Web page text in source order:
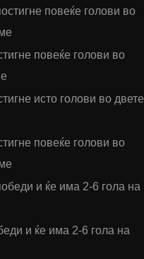
повеќе голови во
повеќе голови во
исто голови во двете
повеќе голови во
и ќе има 2-6 гола на
и ќе има 2-6 гола на